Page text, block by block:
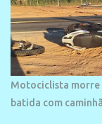
Motociclista morre
batida com